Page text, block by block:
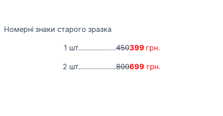
Номерні знаки старого зразка
1 шт...................450399 грн.
2 шт...................800699 грн.